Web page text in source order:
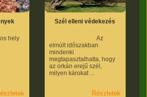
hely
Szél elleni védekezés
Az
elmúlt időszakban
mindenki
megtapasztalhatta, hogy
az orkán erejű szél,
milyen károkat ...
Részletek